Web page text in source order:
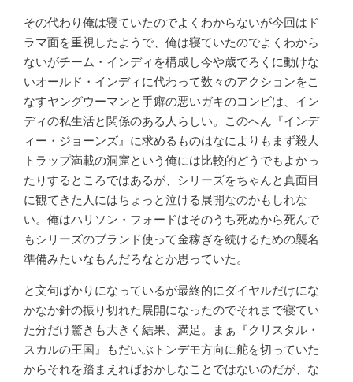
その代わり俺は寝ていたのでよくわからないが今回はド
ラマ面を重視したようで、俺は寝ていたのでよくわから
ないがチーム・インディを構成し今や歳でろくに動けな
いオールド・インディに代わって数々のアクションをこ
なすヤングウーマンと手癖の悪いガキのコンビは、イン
ディの私生活と関係のある人らしい。このへん『インデ
ィー・ジョーンズ』に求めるものはなによりもまず殺人
トラップ満載の洞窟という俺には比較的どうでもよかっ
たりするところではあるが、シリーズをちゃんと真面目
に観てきた人にはちょっと泣ける展開なのかもしれな
い。俺はハリソン・フォードはそのうち死ぬから死んで
もシリーズのブランド使って金稼ぎを続けるための襲名
準備みたいなもんだろなとか思っていた。
と文句ばかりになっているが最終的にダイヤルだけにな
かなか針の振り切れた展開になったのでそれまで寝てい
た分だけ驚きも大きく結果、満足。まぁ『クリスタル・
スカルの王国』もだいぶトンデモ方向に舵を切っていた
からそれを踏まえればおかしなことではないのだが、な